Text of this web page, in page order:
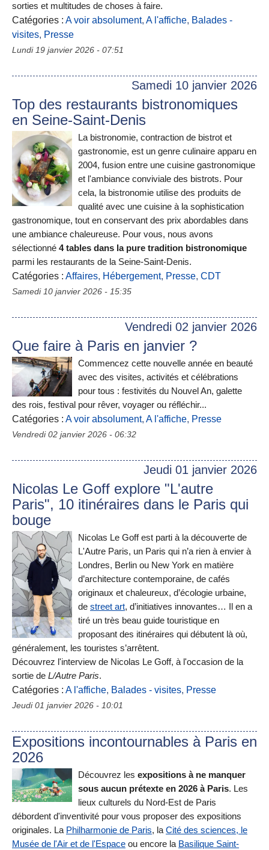
sorties et multitudes de choses à faire.
Catégories : A voir absolument, A l'affiche, Balades -
visites, Presse
Lundi 19 janvier 2026 - 07:51
Samedi 10 janvier 2026
Top des restaurants bistronomiques
en Seine-Saint-Denis
La bistronomie, contraction de bistrot et
gastronomie, est un genre culinaire apparu en
2004, fusion entre une cuisine gastronomique
et l'ambiance conviviale des bistrots. Pour
cela, la bistronomie utilise des produits de
qualité avec une cuisine à la sophistication
gastronomique, tout en conservant des prix abordables dans
une ambiance chaleureuse. Pour vous, nous avons
sélectionné 4 tables dans la pure tradition bistronomique
parmi les restaurants de la Seine-Saint-Denis.
Catégories : Affaires, Hébergement, Presse, CDT
Samedi 10 janvier 2026 - 15:35
Vendredi 02 janvier 2026
Que faire à Paris en janvier ?
Commencez cette nouvelle année en beauté
avec des visites, activités et célébrations
pour tous : festivités du Nouvel An, galette
des rois, festival pour rêver, voyager ou réfléchir...
Catégories : A voir absolument, A l'affiche, Presse
Vendredi 02 janvier 2026 - 06:32
Jeudi 01 janvier 2026
Nicolas Le Goff explore "L'autre
Paris", 10 itinéraires dans le Paris qui
bouge
Nicolas Le Goff est parti à la découverte de
L'Autre Paris, un Paris qui n’a rien à envier à
Londres, Berlin ou New York en matière
d’architecture contemporaine, de cafés
originaux et chaleureux, d’écologie urbaine,
de street art, d’initiatives innovantes… Il en a
tiré un très beau guide touristique en
proposant des itinéraires qui débutent là où,
généralement, les touristes s’arrêtent.
Découvrez l'interview de Nicolas Le Goff, à l'occasion de la
sortie de L/Autre Paris.
Catégories : A l'affiche, Balades - visites, Presse
Jeudi 01 janvier 2026 - 10:01
Expositions incontournables à Paris en
2026
Découvrez les expositions à ne manquer
sous aucun prétexte en 2026 à Paris. Les
lieux culturels du Nord-Est de Paris
débordent d'inventivité pour vous proposer des expositions
originales. La Philharmonie de Paris, la Cité des sciences, le
Musée de l'Air et de l'Espace ou encore la Basilique Saint-